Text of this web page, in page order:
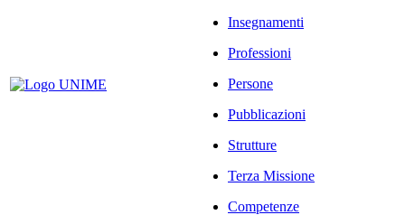
Insegnamenti
Professioni
Persone
Pubblicazioni
Strutture
Terza Missione
Competenze